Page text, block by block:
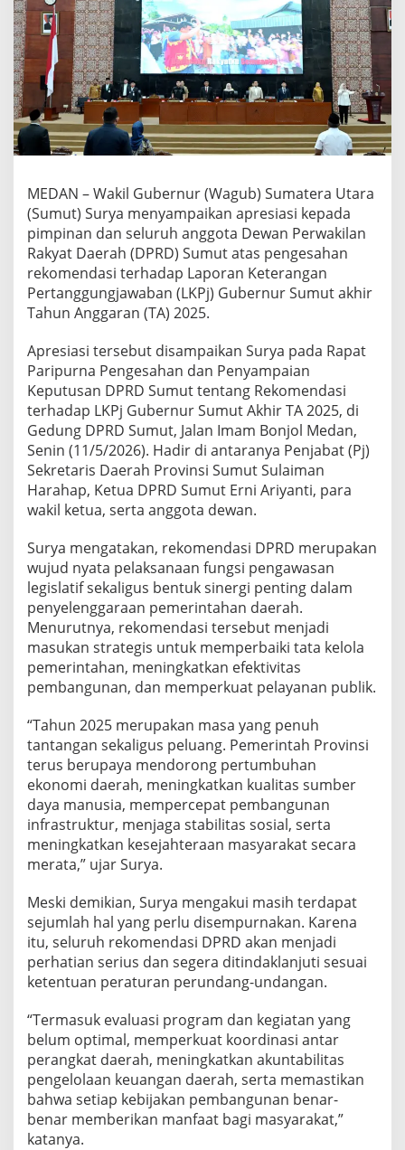
R
e
k
o
m
e
n
d
a
s
D
P
R
D
S
u
m
u
n
t
k
P
e
r
b
a
i
k
n
T
a
t
a
K
e
o
l
P
e
m
e
r
i
n
t
a
n
MEDAN – Wakil Gubernur (Wagub) Sumatera Utara
(Sumut) Surya menyampaikan apresiasi kepada
pimpinan dan seluruh anggota Dewan Perwakilan
Rakyat Daerah (DPRD) Sumut atas pengesahan
rekomendasi terhadap Laporan Keterangan
Pertanggungjawaban (LKPj) Gubernur Sumut akhir
Tahun Anggaran (TA) 2025.
Apresiasi tersebut disampaikan Surya pada Rapat
Paripurna Pengesahan dan Penyampaian
Keputusan DPRD Sumut tentang Rekomendasi
terhadap LKPj Gubernur Sumut Akhir TA 2025, di
Gedung DPRD Sumut, Jalan Imam Bonjol Medan,
Senin (11/5/2026). Hadir di antaranya Penjabat (Pj)
Sekretaris Daerah Provinsi Sumut Sulaiman
Harahap, Ketua DPRD Sumut Erni Ariyanti, para
wakil ketua, serta anggota dewan.
Surya mengatakan, rekomendasi DPRD merupakan
wujud nyata pelaksanaan fungsi pengawasan
legislatif sekaligus bentuk sinergi penting dalam
penyelenggaraan pemerintahan daerah.
Menurutnya, rekomendasi tersebut menjadi
masukan strategis untuk memperbaiki tata kelola
pemerintahan, meningkatkan efektivitas
pembangunan, dan memperkuat pelayanan publik.
“Tahun 2025 merupakan masa yang penuh
tantangan sekaligus peluang. Pemerintah Provinsi
terus berupaya mendorong pertumbuhan
ekonomi daerah, meningkatkan kualitas sumber
daya manusia, mempercepat pembangunan
infrastruktur, menjaga stabilitas sosial, serta
meningkatkan kesejahteraan masyarakat secara
merata,” ujar Surya.
Meski demikian, Surya mengakui masih terdapat
sejumlah hal yang perlu disempurnakan. Karena
itu, seluruh rekomendasi DPRD akan menjadi
perhatian serius dan segera ditindaklanjuti sesuai
ketentuan peraturan perundang-undangan.
“Termasuk evaluasi program dan kegiatan yang
belum optimal, memperkuat koordinasi antar
perangkat daerah, meningkatkan akuntabilitas
pengelolaan keuangan daerah, serta memastikan
bahwa setiap kebijakan pembangunan benar-
benar memberikan manfaat bagi masyarakat,”
katanya.